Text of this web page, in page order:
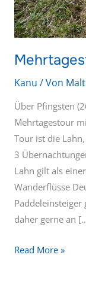
Kanu / Von
Über Pfingsten
Mehrtagestour
Tour ist die
3
Lahn gilt als
Wanderflüsse
Paddeleinsteiger
daher gerne an
Read More »